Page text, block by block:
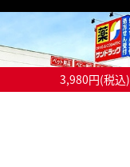
3,980円(税込